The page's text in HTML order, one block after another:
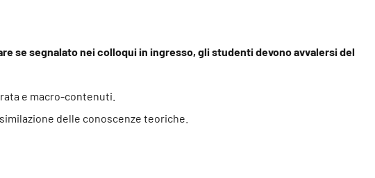
se segnalato nei colloqui in ingresso, gli studenti devono avvalersi del
e macro-contenuti.
delle conoscenze teoriche.